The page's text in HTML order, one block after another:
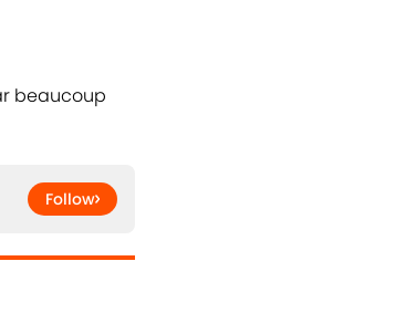
beaucoup
Follow